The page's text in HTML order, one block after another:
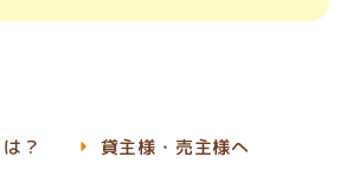
？
貸主様・売主様へ